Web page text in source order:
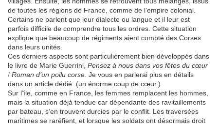
de toutes les régions de France, comme de l’empire colonial.
Certains ne parlent que leur dialecte ou langue et il leur est
parfois difficile de comprendre tous les ordres. Cette situation
explique que beaucoup de régiments aient compté des Corses
dans leurs unités.
Ces derniers aspects sont particulièrement bien développés dans
le livre de Marie Guerrini, Pensez à nous dans vos fêtes du cœur
! Roman d’un poilu corse. Je vous en parlerai plus en détails
dans un article dédié. (un énorme coup de cœur.)
Sur l’île, comme en France, les femmes remplacent les hommes,
mais la situation déjà tendue car dépendante des ravitaillements
par bateau, s’en trouvent durcies par le conflit. Les traversées
maritimes se raréfient, et lorsque les soldats ont désormais droit